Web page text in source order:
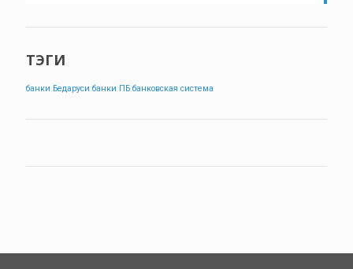
ТЭГИ
банки Бедаруси банки ПБ банковская система